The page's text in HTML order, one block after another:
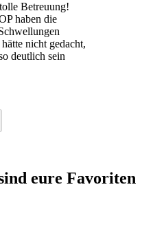
Betreuung!
haben die
nicht gedacht,
deutlich sein
eure Favoriten